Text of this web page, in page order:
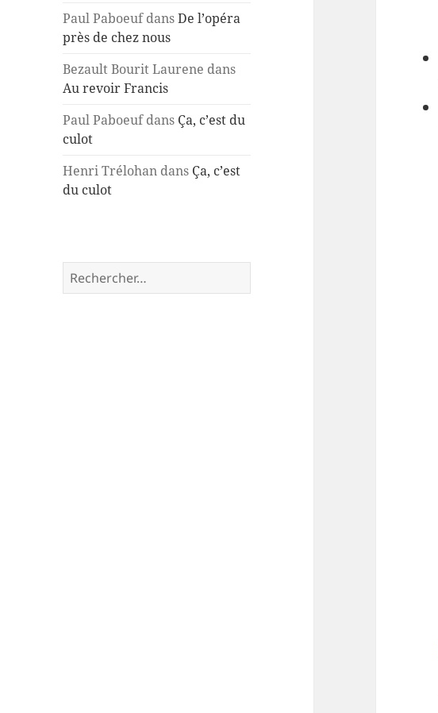
Paul PaboeufdansDe l’opéra
près de chez nous
Bezault Bourit Laurene dans
Au revoir Francis
Paul Paboeufdans Ça, c’est du
culot
Henri Trélohan dans Ça, c’est
du culot
Rechercher :